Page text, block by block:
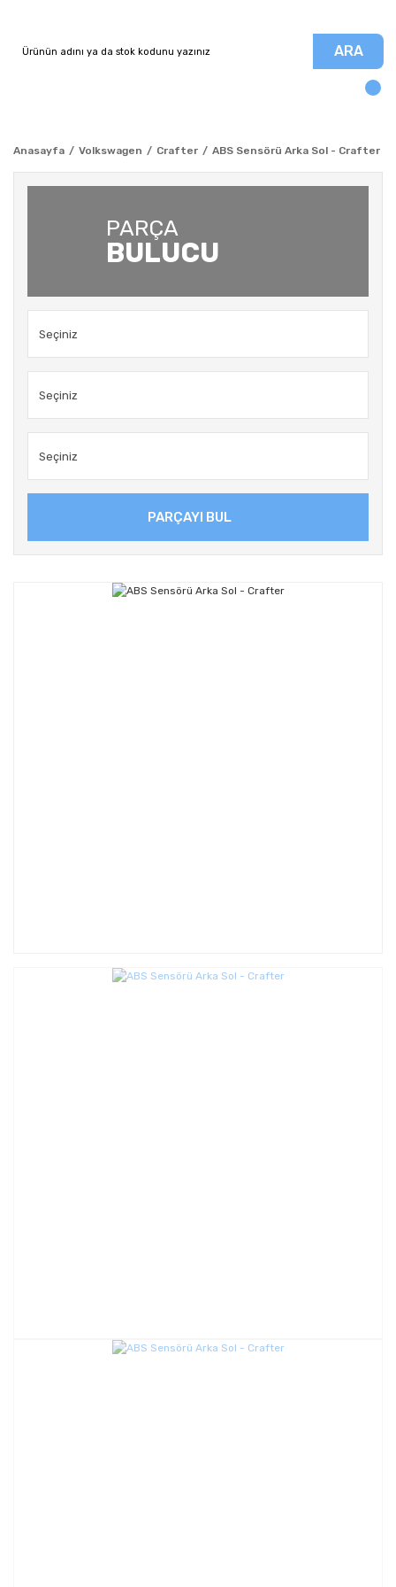
ARA
Anasayfa Volkswagen Crafter ABS Sensörü Arka Sol - Crafter
PARÇA
BULUCU
PARÇAYI BUL